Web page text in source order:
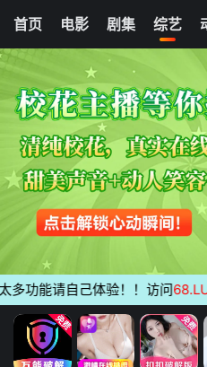
首页 电影 剧集 综艺
我的观影记录
Build Up: Vocal Boy
清空
能请自己体验！！访问68.LU即